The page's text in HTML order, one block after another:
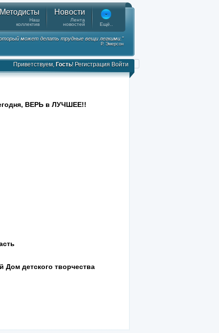
Методисты
Наш
коллектив
Новости
Лента
новостей
Ещё..
может делать трудные вещи легкими."
Р. Эмерсон
Приветствуем, Гость! Регистрация Войти
ВЕРЬ в ЛУЧШЕЕ!!
детского творчества